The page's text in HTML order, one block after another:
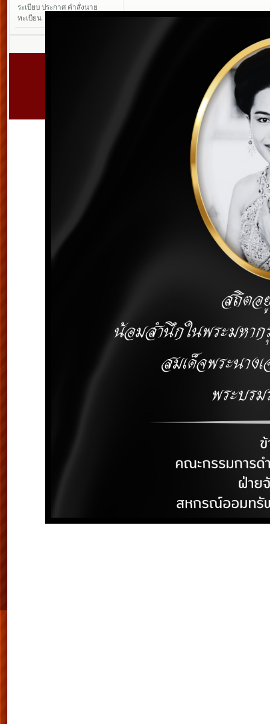
ระเบียบ ประกาศ คำสั่งนาย
ทะเบียน
สหกรณ์ออม
เลขที่ 128/4 หมู่ 10
จังห
Copyright © 2011.